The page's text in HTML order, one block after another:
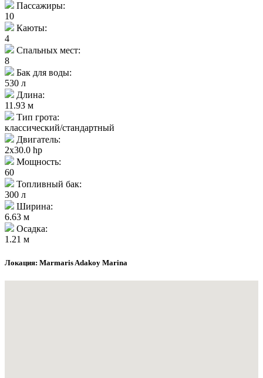
Пассажиры:
10
Каюты:
4
Спальных мест:
8
Бак для воды:
530 л
Длина:
11.93 м
Тип грота:
классический/стандартный
Двигатель:
2x30.0 hp
Мощность:
60
Топливный бак:
300 л
Ширина:
6.63 м
Осадка:
1.21 м
Локация: Marmaris Adakoy Marina